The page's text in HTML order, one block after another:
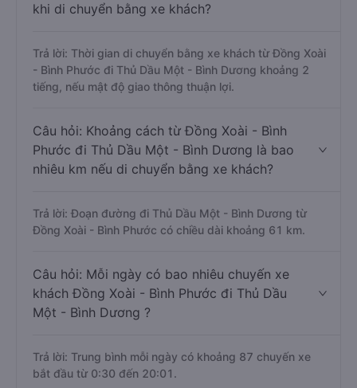
khi di chuyển bằng xe khách?
Trả lời: Thời gian di chuyển bằng xe khách từ Đồng Xoài
- Bình Phước đi Thủ Dầu Một - Bình Dương khoảng 2
tiếng, nếu mật độ giao thông thuận lợi.
Câu hỏi: Khoảng cách từ Đồng Xoài - Bình
Phước đi Thủ Dầu Một - Bình Dương là bao
nhiêu km nếu di chuyển bằng xe khách?
Trả lời: Đoạn đường đi Thủ Dầu Một - Bình Dương từ
Đồng Xoài - Bình Phước có chiều dài khoảng 61 km.
Câu hỏi: Mỗi ngày có bao nhiêu chuyến xe
khách Đồng Xoài - Bình Phước đi Thủ Dầu
Một - Bình Dương ?
Trả lời: Trung bình mỗi ngày có khoảng 87 chuyến xe
bắt đầu từ 0:30 đến 20:01.